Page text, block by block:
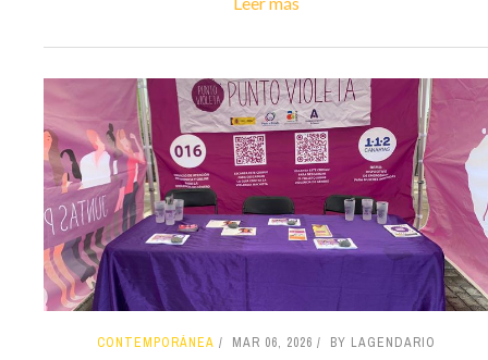
CONTEMPORÁNEA MAR 06, 2026 BY LAGENDARIO